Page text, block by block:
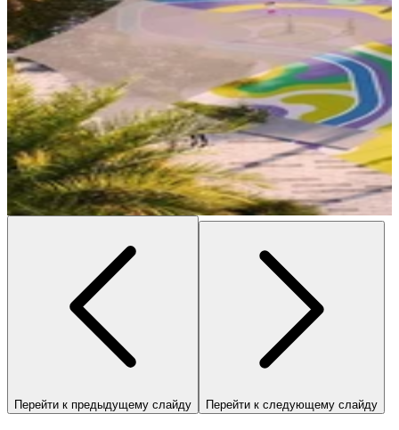
Перейти к предыдущему слайду Перейти к следующему слайду